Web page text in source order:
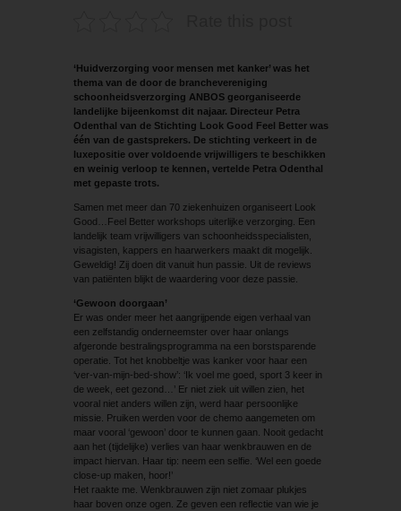
‘Huidverzorging voor mensen met kanker’ was het
thema van de door de branchevereniging
schoonheidsverzorging ANBOS georganiseerde
landelijke bijeenkomst dit najaar. Directeur Petra
Odenthal van de Stichting Look Good Feel Better was
één van de gastsprekers. De stichting verkeert in de
luxepositie over voldoende vrijwilligers te beschikken
en weinig verloop te kennen, vertelde Petra Odenthal
met gepaste trots.
Samen met meer dan 70 ziekenhuizen organiseert Look
Good…Feel Better workshops uiterlijke verzorging. Een
landelijk team vrijwilligers van schoonheidsspecialisten,
visagisten, kappers en haarwerkers maakt dit mogelijk.
Geweldig! Zij doen dit vanuit hun passie. Uit de reviews
van patiënten blijkt de waardering voor deze passie.
‘Gewoon doorgaan’
Er was onder meer het aangrijpende eigen verhaal van
een zelfstandig onderneemster over haar onlangs
afgeronde bestralingsprogramma na een borstsparende
operatie. Tot het knobbeltje was kanker voor haar een
‘ver-van-mijn-bed-show’: ‘Ik voel me goed, sport 3 keer in
de week, eet gezond…’ Er niet ziek uit willen zien, het
vooral niet anders willen zijn, werd haar persoonlijke
missie. Pruiken werden voor de chemo aangemeten om
maar vooral ‘gewoon’ door te kunnen gaan. Nooit gedacht
aan het (tijdelijke) verlies van haar wenkbrauwen en de
impact hiervan. Haar tip: neem een selfie. ‘Wel een goede
close-up maken, hoor!’
Het raakte me. Wenkbrauwen zijn niet zomaar plukjes
haar boven onze ogen. Ze geven een reflectie van wie je